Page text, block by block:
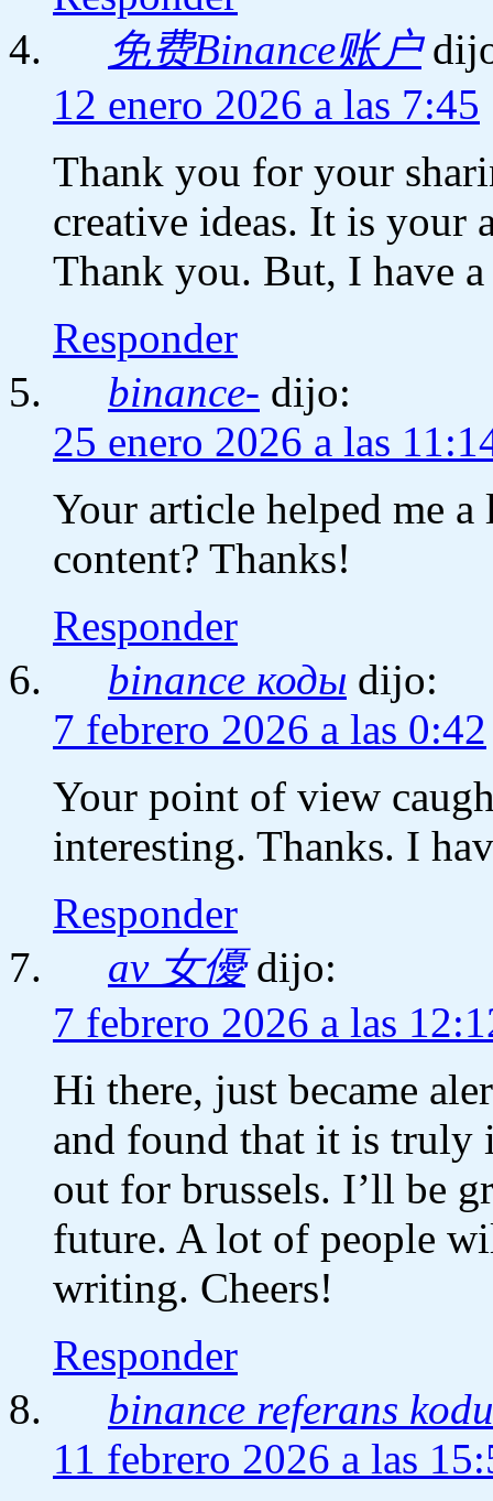
免费Binance账户
12 enero 2026 a las 7:45
Thank you for your
creative ideas. It is your
Thank you. But, I have
Responder
binance- dijo:
25 enero 2026 a las
Your article helped me
content? Thanks!
Responder
binance коды dijo:
7 febrero 2026 a las 0:42
Your point of view
interesting. Thanks. I
Responder
av 女優 dijo:
7 febrero 2026 a las
Hi there, just became
and found that it is truly
out for brussels. I’ll be
future. A lot of people
writing. Cheers!
Responder
binance referans kodu
11 febrero 2026 a las